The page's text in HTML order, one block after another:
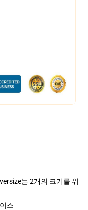
는 2개의 크기를 위
스